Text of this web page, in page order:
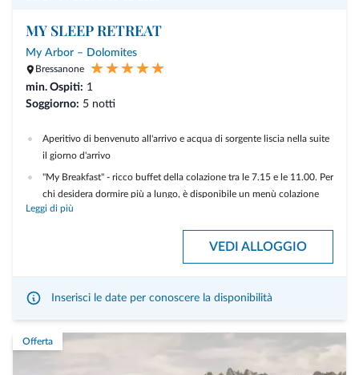
MY SLEEP RETREAT
My Arbor – Dolomites
Bressanone
min. Ospiti: 1
Soggiorno: 5 notti
Aperitivo di benvenuto all'arrivo e acqua di sorgente liscia nella suite
il giorno d'arrivo
"My Breakfast" - ricco buffet della colazione tra le 7.15 e le 11.00. Per
chi desidera dormire più a lungo, è disponibile un menù colazione
alla carta tra le 11.00 e le 12.00
"My Dinner" al My Arbor: menù di 7 portate e a piatti alternativi
scelta dalla carta tradizionale My Arbor (bevande escluse e a
pagamento - cena inclusa per prenotazioni con mezza pensione)
Almeno 4 gettate di vapore al giorno
Programma sportivo durante tutto il giorno (pilates, yoga, ecc.)
Leggi di più
VEDI ALLOGGIO
Inserisci le date per conoscere la disponibilità
Offerta